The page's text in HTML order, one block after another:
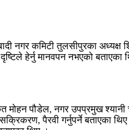
नगर कमिटी तुलसीपुरका अध्यक्ष
हेर्नु मानवपन नभएको
पौडेल, नगर उपप्रमुख श्यानी
पैरवी गर्नुपर्ने बताएका